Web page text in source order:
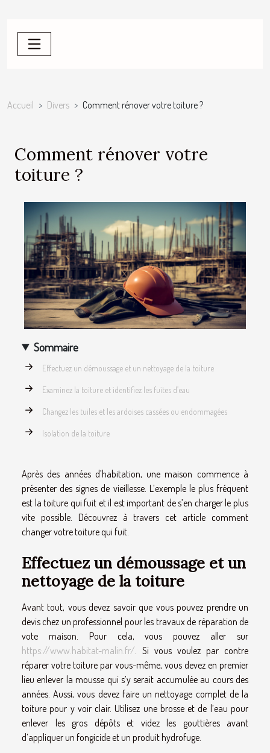
Accueil Divers Comment rénover votre toiture ?
Comment rénover votre
toiture ?
Sommaire
Effectuez un démoussage et un nettoyage de la toiture
Examinez la toiture et identifiez les fuites d’eau
Changez les tuiles et les ardoises cassées ou endommagées
Isolation de la toiture
Après des années d’habitation, une maison commence à
présenter des signes de vieillesse. L’exemple le plus fréquent
est la toiture qui fuit et il est important de s’en charger le plus
vite possible. Découvrez à travers cet article comment
changer votre toiture qui fuit.
Effectuez un démoussage et un
nettoyage de la toiture
Avant tout, vous devez savoir que vous pouvez prendre un
devis chez un professionnel pour les travaux de réparation de
vote maison. Pour cela, vous pouvez aller sur
https://www.habitat-malin.fr/ . Si vous voulez par contre
réparer votre toiture par vous-même, vous devez en premier
lieu enlever la mousse qui s’y serait accumulée au cours des
années. Aussi, vous devez faire un nettoyage complet de la
toiture pour y voir clair. Utilisez une brosse et de l’eau pour
enlever les gros dépôts et videz les gouttières avant
d’appliquer un fongicide et un produit hydrofuge.